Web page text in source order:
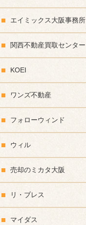
エイミックス大阪事務所
関西不動産買取センター
KOEI
ワンズ不動産
フォローウィンド
ウィル
売却のミカタ大阪
リ・ブレス
マイダス